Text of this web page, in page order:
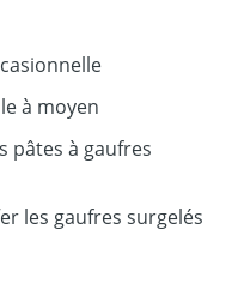
à moyen
pâtes à gaufres
les gaufres surgelés